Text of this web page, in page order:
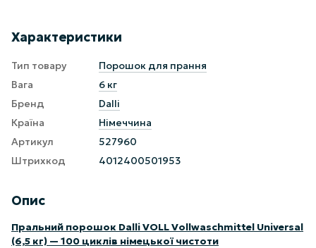
Характеристики
Тип товару
Порошок для прання
Вага
6 кг
Бренд
Dalli
Країна
Німеччина
Артикул
527960
Штрихкод
4012400501953
Опис
Пральний порошок Dalli VOLL Vollwaschmittel Universal
(6,5 кг) — 100 циклів німецької чистоти